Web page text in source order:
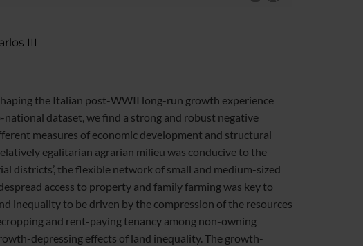
III
the Italian post-WWII long-run growth experience
dataset, we find a strong and robust negative
measures of economic development and structural
egalitarian agrarian milieu was conducive to the
districts’, the flexible network of small and medium-sized
access to property and family farming was key to
inequality to be driven by the compression of the resources
and rent-paying tenancy among non-owning
depressing effects of land inequality. The growth-